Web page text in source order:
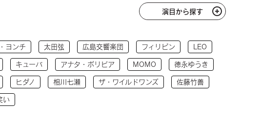
演目から探す
ヨンチ 太田弦 広島交響楽団 フィリピン LEO
キューバ アナタ・ボリビア MOMO 徳永ゆうき
ヒダノ 相川七瀬 ザ・ワイルドワンズ 佐藤竹善
い